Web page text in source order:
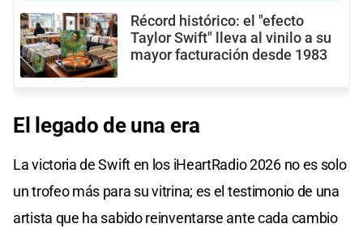
Récord histórico: el "efecto
Taylor Swift" lleva al vinilo a su
mayor facturación desde 1983
El legado de una era
La victoria de Swift en los iHeartRadio 2026 no es solo
un trofeo más para su vitrina; es el testimonio de una
artista que ha sabido reinventarse ante cada cambio